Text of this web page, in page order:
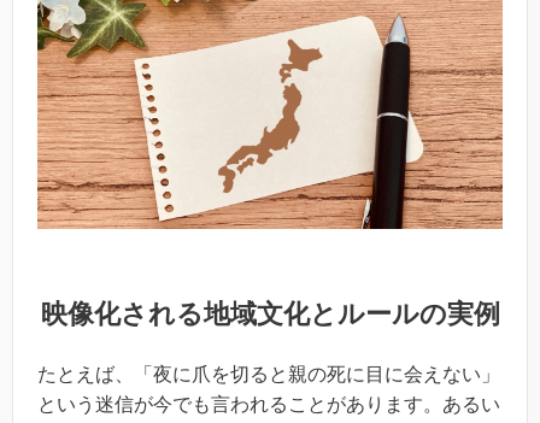
映像化される地域文化とルールの実例
たとえば、「夜に爪を切ると親の死に目に会えない」
という迷信が今でも言われることがあります。あるい